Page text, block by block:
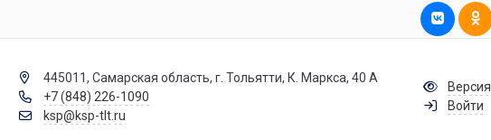
445011, Самарская область, г. Тольятти, К. Маркса, 40 А
+7 (848) 226-1090
ksp@ksp-tlt.ru
Войти